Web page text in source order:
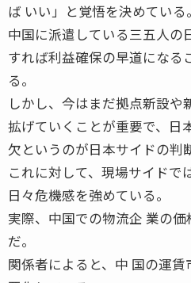
ば いい」と覚悟を決めている。
中国に派遣している三五人の
すれば利益確保の早道になる
る。
しかし、今はまだ拠点新設や
拡げていくことが重要で、日
欠というのが日本サイドの判
これに対して、現場サイドで
日々危機感を強めている。
実際、中国での物流企 業の
だ。
関係者によると、中 国の運